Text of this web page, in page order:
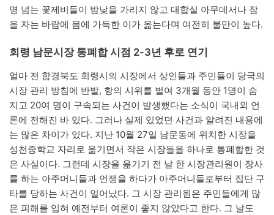
명 넘는 꽃제비들이 밤낮을 가리지 않고 대합실 아무데서나 잠
을 자는 바람에 몸에 가득한 이가 옮는다며 여전히 불만이 높다.
회령 남문시장 통폐합 시점 2-3년 후로 연기
얼마 전 함경북도 회령시의 시장에서 상인들과 주민들이 당국의
시장 관리 방침에 반발, 항의 시위를 벌여 3개월 동안 1명이 숨
지고 20여 명이 구속되는 사건이 발생했다는 소식이 국내외 언
론에 전해진 바 있다. 그러나 실제 있었던 사건과 알려진 내용에
는 많은 차이가 있다. 지난 10월 27일 남문동에 위치한 시장을
성천중학교 자리로 옮기면서 작은 시장들을 하나로 통폐합한 것
은 사실이다. 그런데 시장을 옮기기 전 날 한 시장관리원이 장사
를 하는 아주머니들과 언쟁을 하다가 아주머니들로부터 집단 구
타를 당하는 사건이 일어났다. 그 시장 관리원은 주민들에게 많
은 피해를 입혀 예전부터 여론이 좋지 않았다고 한다. 그 날도